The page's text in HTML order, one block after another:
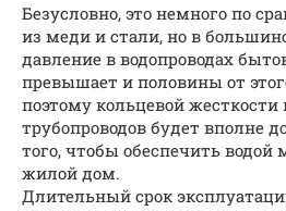
Безусловно, это немного по
из меди и стали, но в
давление в водопроводах
превышает и половины от
поэтому кольцевой
трубопроводов будет вполне
того, чтобы обеспечить
жилой дом.
Длительный срок